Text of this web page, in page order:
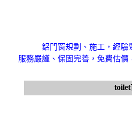
鋁門窗規劃、施工，經驗
服務嚴謹、保固完善，免費估價
toilet